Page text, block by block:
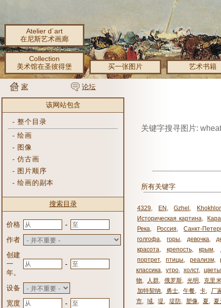
Atelier d´art
在尼斯艺术画廊
Collection
美术馆在圣彼得堡
买一张图片 艺术书籍
家 论坛
该网站包含
-整个目录
-绘画
- 图像
-仿古画
- 图片顺序
-绘画的副本
搜索目录
价格
-
作者
创建
一
年。
-
设备
宽度
-
关键字搜寻图片: wheat
所有关键字
4329, EN , Gzhel ,
Историческая картина,
Река, Россия,
Санкт-
голгофа, горы, девочка,
красота, крепость, крым,
портрет, птицы, реализм,
классика, утро, холст, цветы
物, 人群, 俄罗斯, 光明 , 克里
加特契纳, 勇士, 午餐, 卡,
厂
市, 域, 堤, 堤防, 塑像, 夏, 夏